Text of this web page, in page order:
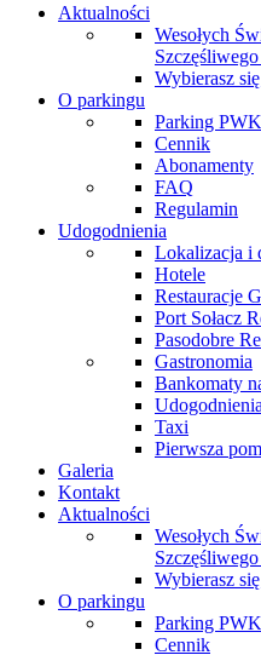
Aktualności
Wesołych
Wybierasz
O parkingu
Parking PWK
Cennik
Abonamenty
FAQ
Regulamin
Udogodnienia
Lokalizacja i
Hotele
Restauracje
Port Sołacz
Pasodobre
Gastronomia
Bankomaty
Taxi
Pierwsza
Galeria
Kontakt
Aktualności
Wesołych
Wybierasz
O parkingu
Parking PWK
Cennik